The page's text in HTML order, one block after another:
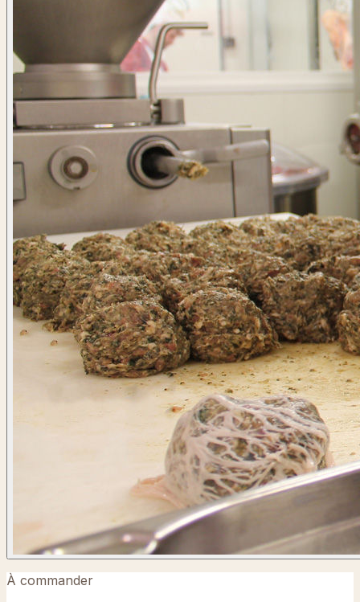
À commander